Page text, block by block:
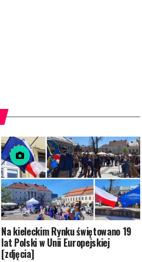
Na kieleckim Rynku świętowano 19
lat Polski w Unii Europejskiej
[zdjęcia]